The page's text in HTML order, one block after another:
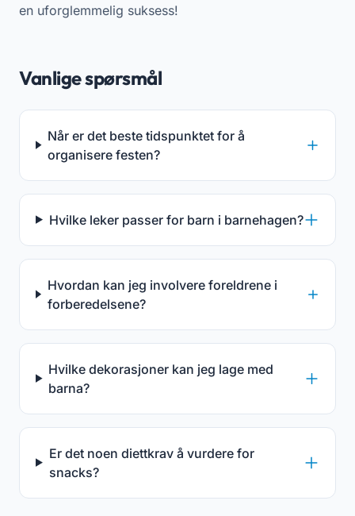
en uforglemmelig suksess!
Vanlige spørsmål
Når er det beste tidspunktet for å
organisere festen?
Hvilke leker passer for barn i barnehagen?
Hvordan kan jeg involvere foreldrene i
forberedelsene?
Hvilke dekorasjoner kan jeg lage med
barna?
Er det noen diettkrav å vurdere for
snacks?